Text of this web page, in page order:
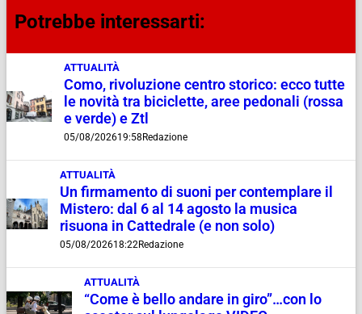
Potrebbe interessarti:
ATTUALITÀ
Como, rivoluzione centro storico: ecco tutte
le novità tra biciclette, aree pedonali (rossa
e verde) e Ztl
05/08/202619:58 Redazione
ATTUALITÀ
Un firmamento di suoni per contemplare il
Mistero: dal 6 al 14 agosto la musica
risuona in Cattedrale (e non solo)
05/08/202618:22Redazione
ATTUALITÀ
“Come è bello andare in giro”…con lo